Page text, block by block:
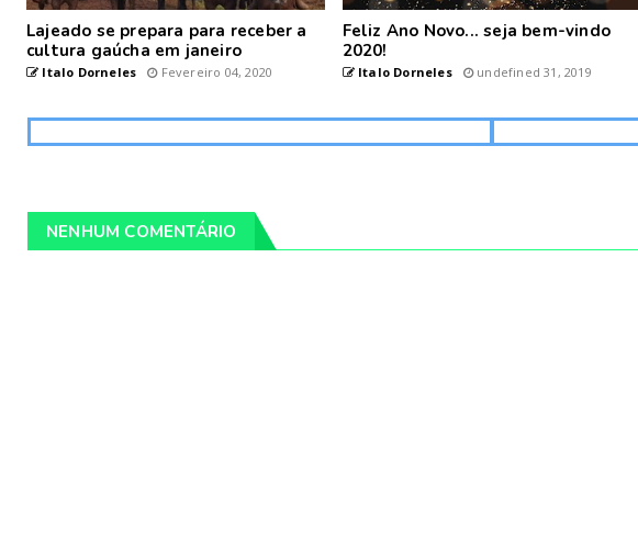
Lajeado se prepara para receber a
cultura gaúcha em janeiro
Italo Dorneles Fevereiro 04, 2020
Feliz Ano Novo... seja bem-vindo
2020!
Italo Dorneles undefined 31, 2019
NENHUM COMENTÁRIO